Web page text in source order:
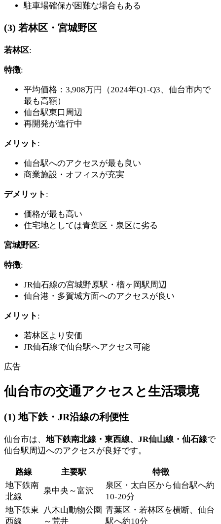
駐車場確保が困難な場合もある
(3) 若林区・宮城野区
若林区:
特徴:
平均価格：3,908万円（2024年Q1-Q3、仙台市内で
最も高額）
仙台駅東口周辺
再開発が進行中
メリット :
仙台駅へのアクセスが最も良い
商業施設・オフィスが充実
デメリット :
価格が最も高い
住宅地としては青葉区・泉区に劣る
宮城野区:
特徴:
JR仙石線の宮城野原駅・榴ヶ岡駅周辺
仙台港・多賀城方面へのアクセスが良い
メリット :
若林区より安価
JR仙石線で仙台駅へアクセス可能
広告
仙台市の交通アクセスと生活環境
(1) 地下鉄・JR沿線の利便性
仙台市は、 地下鉄南北線・東西線、JR仙山線・仙石線で
仙台駅周辺へのアクセスが良好です。
路線 主要駅
特徴
地下鉄南
北線
泉中央～富沢
泉区・太白区から仙台駅へ約
10-20分
地下鉄東
西線
八木山動物公園
～荒井
青葉区・若林区を横断、仙台
駅へ約10分